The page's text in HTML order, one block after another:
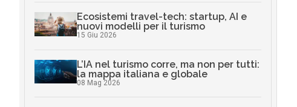
Ecosistemi travel-tech: startup, AI e
nuovi modelli per il turismo
15 Giu 2026
L’IA nel turismo corre, ma non per tutti:
la mappa italiana e globale
08 Mag 2026